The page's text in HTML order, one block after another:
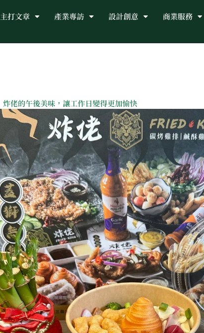
主打文章 產業專訪 設計創意 商業服務
炸佬的午後美味，讓工作日變得更加愉快